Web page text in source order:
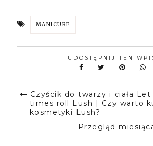
MANICURE
UDOSTĘPNIJ TEN
Czyścik do twarzy i ciała
times roll Lush | Czy warto
kosmetyki Lush?
Przegląd